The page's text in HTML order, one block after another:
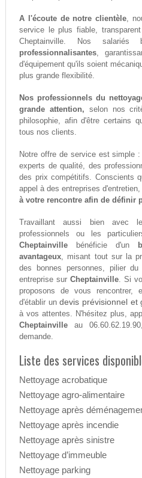
A l'écoute de notre clientèle,
service le plus fiable,
Cheptainville. Nos
professionnalisantes,
d'équipement qu'ils soient
plus grande flexibilité.
Nos professionnels du
grande attention, selon nos
philosophie, afin d'être certains
tous nos clients.
Notre offre de service est simple
experts de qualité, des
des prix compétitifs. Conscients
appel à des entreprises
à votre rencontre afin de définir
Travaillant aussi bien avec
professionnels ou les
Cheptainvillebénéficie d'un
avantageux, misant tout sur la
des bonnes personnes, pilier
entreprise sur Cheptainville. Si
proposons de vous
d'établir undevis prévisionnel et
à vos attentes. N'hésitez plus,
Cheptainvilleau
demande.
Liste des services
Nettoyage acrobatique
Nettoyage agro-alimentaire
Nettoyage après
Nettoyage après incendie
Nettoyage après sinistre
Nettoyage d’immeuble
Nettoyage parking